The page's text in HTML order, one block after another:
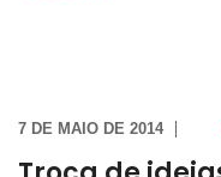
7 DE MAIO DE 2014